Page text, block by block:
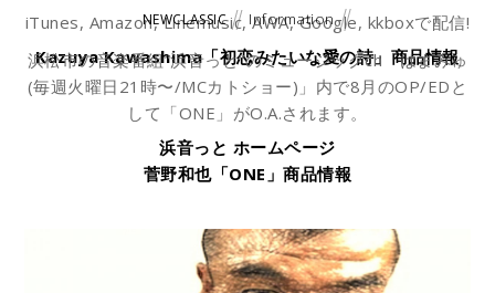
iTunes, Amazon, Linemusic, AWA, Google, kkboxで配信!
Kazuya Kawashima「初恋みたいな愛の詩」商品情報
NEWCLASSIC Information
浜松市の音楽番組”浜音っと”のミュージックch「はまみゅ
(毎週火曜日21時〜/MCカトショー)」内で8月のOP/EDと
して「ONE」がO.A.されます。
浜音っと ホームページ
菅野和也「ONE」商品情報